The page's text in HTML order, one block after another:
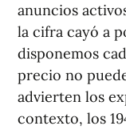
anuncios
la cifra cayó a
disponemos
precio no
advierten los
contexto, los